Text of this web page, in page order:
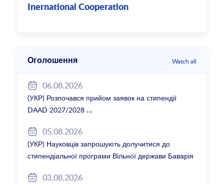
Inernational Cooperation
Оголошення Watch all
06.08.2026
(УКР) Розпочався прийом заявок на стипендії
DAAD 2027/2028
05.08.2026
(УКР) Науковців запрошують долучитися до
стипендіальної програми Вільної держави Баварія
03.08.2026